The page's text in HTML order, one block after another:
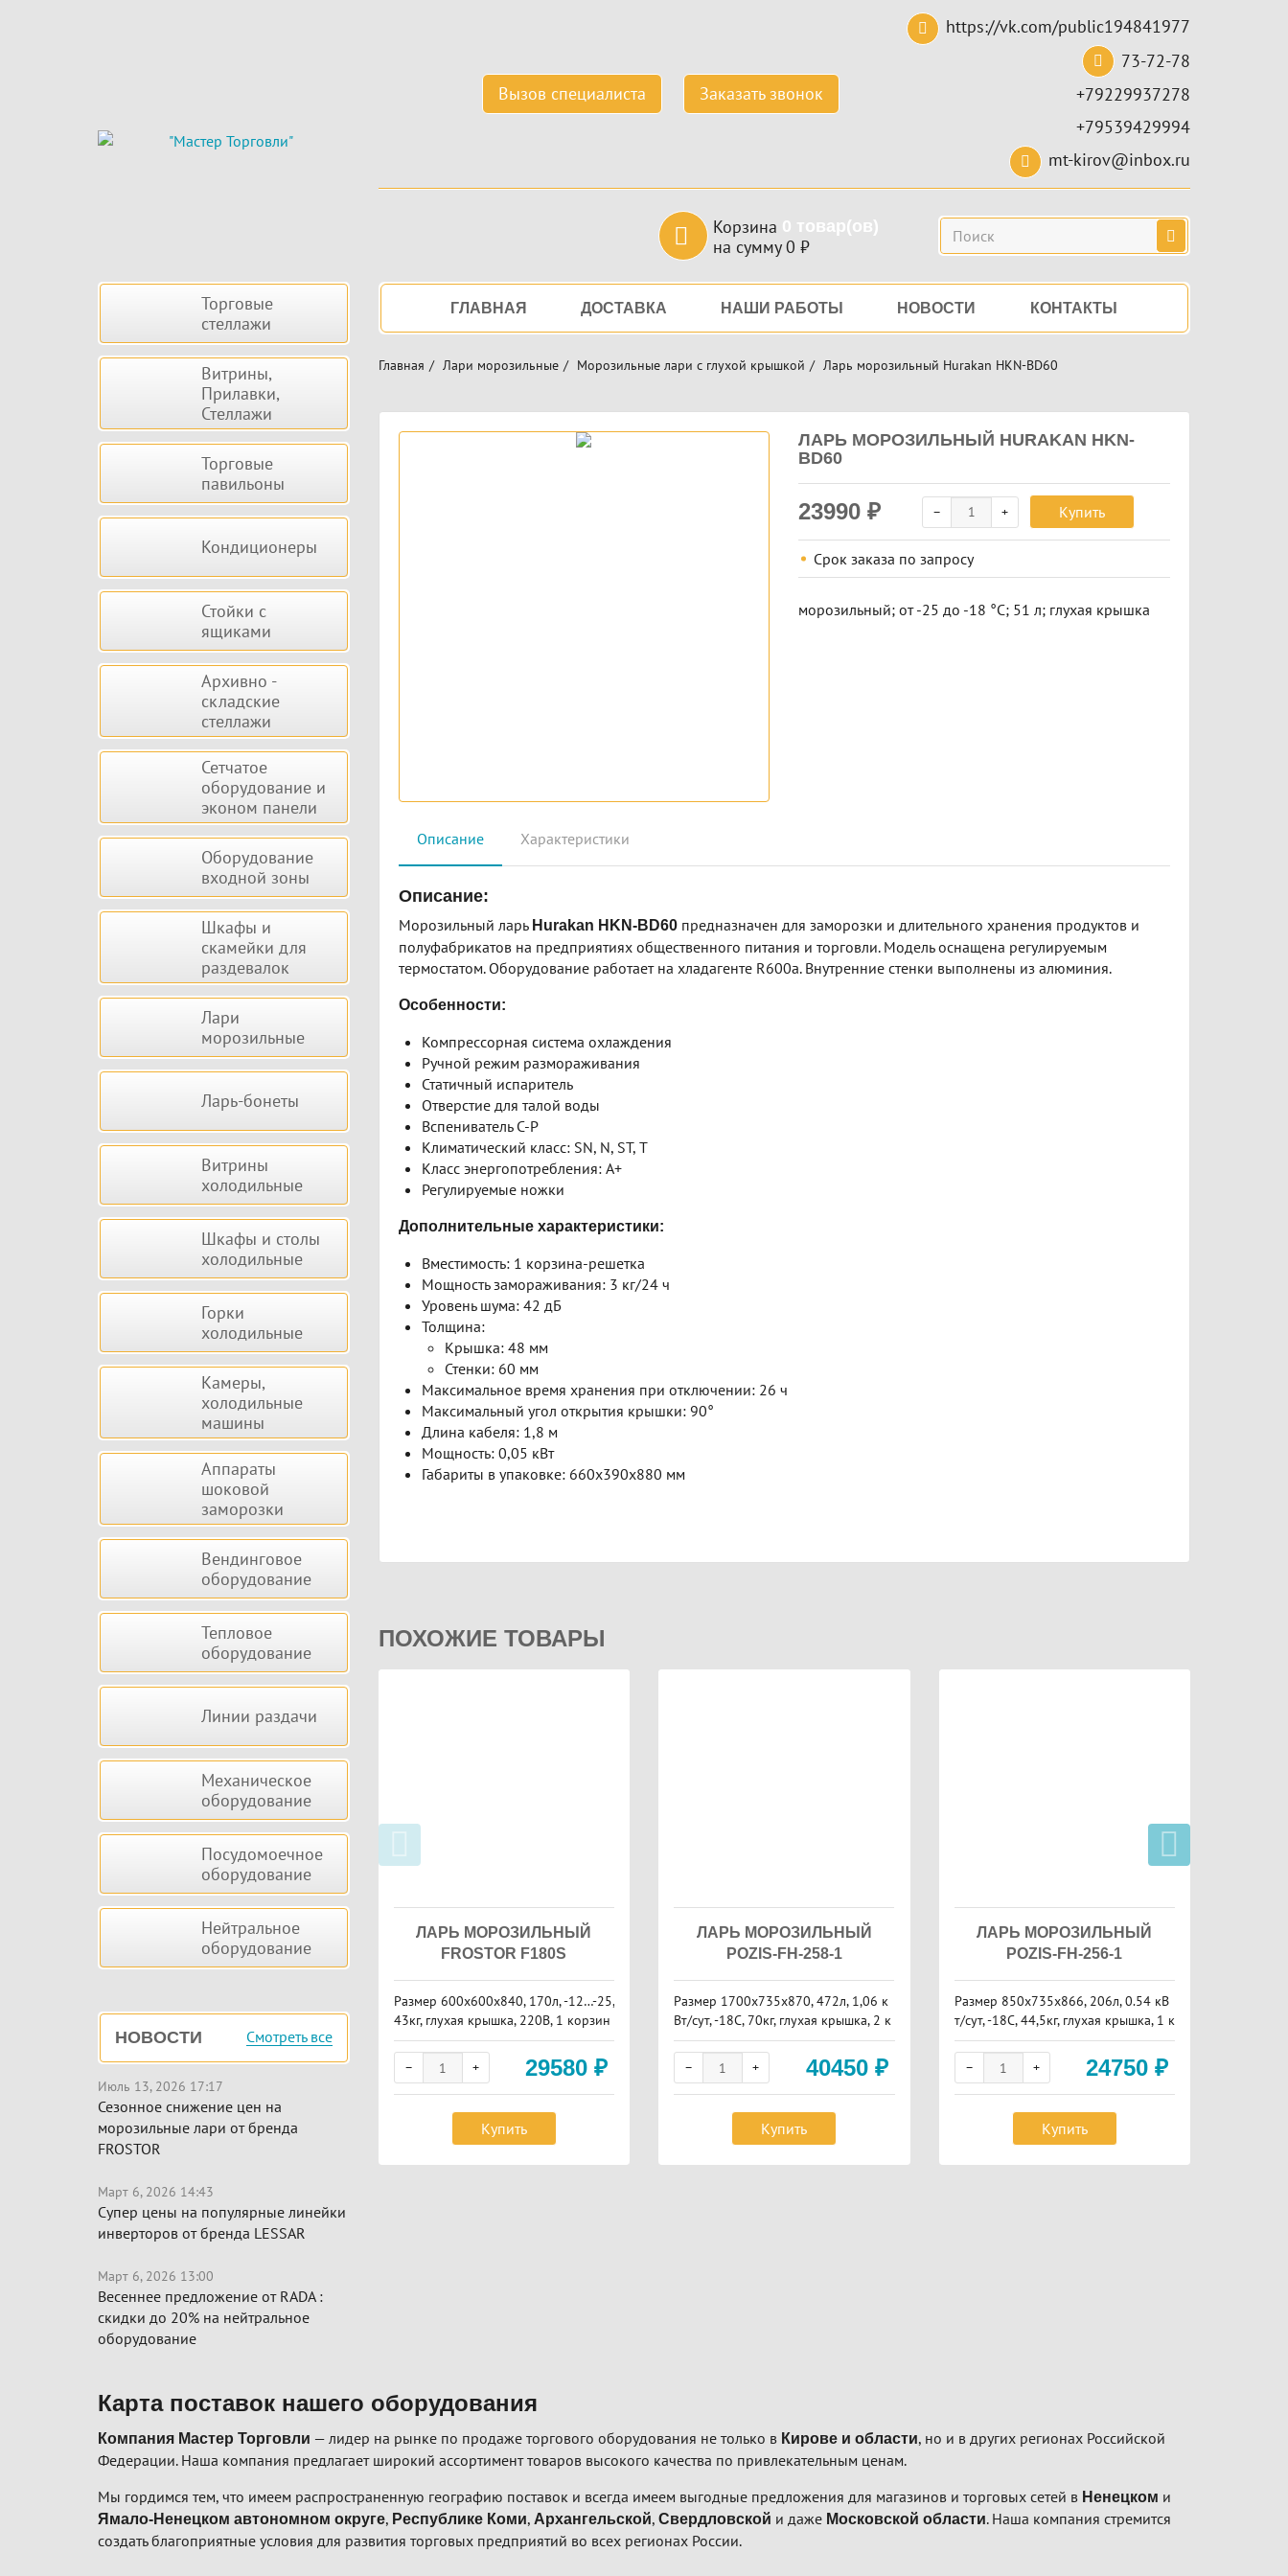
Вызов специалиста Заказать звонок
https://vk.com/public194841977
73-72-78
+79229937278
+79539429994
mt-kirov@inbox.ru
Корзина 0 товар(ов)
на сумму0 ₽
Поиск
НавигацияГЛАВНАЯ ДОСТАВКА НАШИ РАБОТЫ НОВОСТИ КОНТАКТЫ
Главная Лари морозильные Морозильные лари с глухой крышкой Ларь морозильный Hurakan HKN-BD60
ЛАРЬ МОРОЗИЛЬНЫЙ HURAKAN HKN-
BD60
23990₽ Купить
Срок заказа по запросу
морозильный; от -25 до -18 °С; 51 л; глухая крышка
Описание Характеристики
Описание:
Морозильный ларь Hurakan HKN-BD60предназначен для заморозки и длительного хранения продуктов и
полуфабрикатов на предприятиях общественного питания и торговли. Модель оснащена регулируемым
термостатом. Оборудование работает на хладагенте R600a. Внутренние стенки выполнены из алюминия.
Особенности:
Компрессорная система охлаждения
Ручной режим размораживания
Статичный испаритель
Отверстие для талой воды
Вспениватель C-P
Климатический класс: SN, N, ST, T
Класс энергопотребления: A+
Регулируемые ножки
Дополнительные характеристики:
Вместимость: 1 корзина-решетка
Мощность замораживания: 3 кг/24 ч
Уровень шума: 42 дБ
Толщина:
Крышка: 48 мм
Стенки: 60 мм
Максимальное время хранения при отключении: 26 ч
Максимальный угол открытия крышки: 90°
Длина кабеля: 1,8 м
Мощность: 0,05 кВт
Габариты в упаковке: 660х390х880 мм
ПОХОЖИЕ ТОВАРЫ
ЛАРЬ МОРОЗИЛЬНЫЙ
FROSTOR F180S
Размер 600х600х840, 170л, -12…-25,
43кг, глухая крышка, 220В, 1 корзин
а
29580 ₽
Купить
ЛАРЬ МОРОЗИЛЬНЫЙ
POZIS-FH-258-1
Размер 1700х735х870, 472л, 1,06 к
Вт/сут, -18С, 70кг, глухая крышка, 2 к
орзины
40450 ₽
Купить
ЛАРЬ МОРОЗИЛЬНЫЙ
POZIS-FH-256-1
Размер 850х735х866, 206л, 0.54 кВ
т/сут, -18С, 44,5кг, глухая крышка, 1 к
орзина
24750₽
Купить
Боковая Торговые
стеллажи
Витрины,
Прилавки,
Стеллажи
Торговые
павильоны
Кондиционеры
Стойки с
ящиками
Архивно -
складские
стеллажи
Сетчатое
оборудование и
эконом панели
Оборудование
входной зоны
Шкафы и
скамейки для
раздевалок
Лари
морозильные
Ларь-бонеты
Витрины
холодильные
Шкафы и столы
холодильные
Горки
холодильные
Камеры,
холодильные
машины
Аппараты
шоковой
заморозки
Вендинговое
оборудование
Тепловое
оборудование
Линии раздачи
Механическое
оборудование
Посудомоечное
оборудование
Нейтральное
оборудование
НОВОСТИ Смотреть все
Июль 13, 2026 17:17
Сезонное снижение цен на
морозильные лари от бренда
FROSTOR
Март 6, 2026 14:43
Супер цены на популярные линейки
инверторов от бренда LESSAR
Март 6, 2026 13:00
Весеннее предложение от RADA :
скидки до 20% на нейтральное
оборудование
Карта поставок нашего оборудования
Компания Мастер Торговли — лидер на рынке по продаже торгового оборудования не только в Кирове и области, но и в других регионах Российской
Федерации. Наша компания предлагает широкий ассортимент товаров высокого качества по привлекательным ценам.
Мы гордимся тем, что имеем распространенную географию поставок и всегда имеем выгодные предложения для магазинов и торговых сетей в Ненецком и
Ямало-Ненецком автономном округе, Республике Коми, Архангельской, Свердловской и даже Московской области. Наша компания стремится
создать благоприятные условия для развития торговых предприятий во всех регионах России.